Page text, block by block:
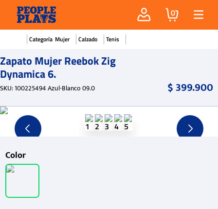
0
Mujer Calzado Tenis
Zapato Mujer Reebok Zig
Dynamica 6.
SKU:100225494 Azul-Blanco 09.0 $399.900
Color